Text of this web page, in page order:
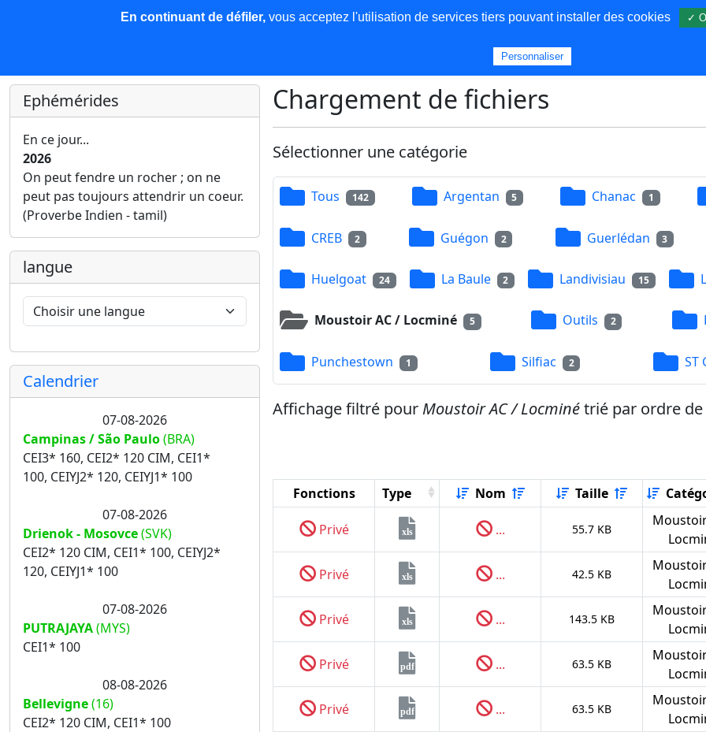
Les nouvelles Base de données Plus
Ephémérides
En ce jour...
2026
On peut fendre un rocher ; on ne
peut pas toujours attendrir un coeur.
(Proverbe Indien - tamil)
langue
Calendrier
07-08-2026
Campinas / São Paulo(BRA)
CEI3* 160, CEI2* 120 CIM, CEI1*
100, CEIYJ2* 120, CEIYJ1* 100
07-08-2026
Drienok - Mosovce(SVK)
CEI2* 120 CIM, CEI1* 100, CEIYJ2*
120, CEIYJ1* 100
07-08-2026
PUTRAJAYA(MYS)
CEI1* 100
08-08-2026
Bellevigne(16)
CEI2* 120 CIM, CEI1* 100
Chargement de fichiers
Sélectionner une catégorie
Tous 142 Argentan 5 Chanac 1
CREB 2 Guégon 2 Guerlédan 3
Huelgoat 24 La Baule 2 Landivisiau 15
Moustoir AC / Locminé 5 Outils 2
Punchestown 1 Silfiac 2 ST
Affichage filtré pour Moustoir AC / Locminétrié par ordre de
Fonctions Type Nom Taille
Privé xls ... 55.7 KB
Privé xls ... 42.5 KB
Privé xls ... 143.5 KB
Privé pdf ... 63.5 KB
Privé pdf ... 63.5 KB
En continuant de défiler,vous acceptez l'utilisation de services tiers pouvant installer des cookies ✓
Personnaliser